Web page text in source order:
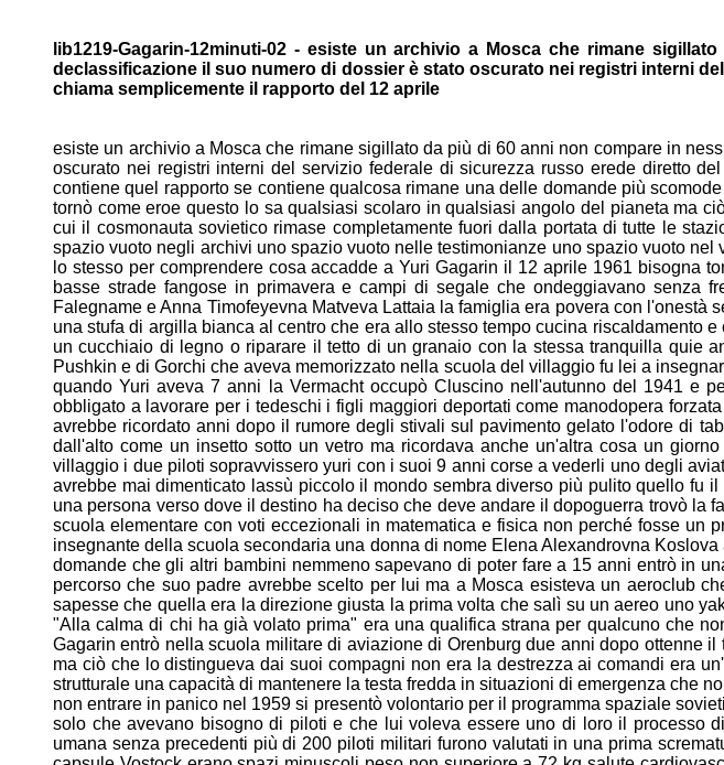
lib1219-Gagarin-12minuti-02 - esiste un archivio a Mosca che rimane
declassificazione il suo numero di dossier è stato oscurato nei registri interni
chiama semplicemente il rapporto del 12 aprile
esiste un archivio a Mosca che rimane sigillato da più di 60 anni non compare in
oscurato nei registri interni del servizio federale di sicurezza russo erede diretto
contiene quel rapporto se contiene qualcosa rimane una delle domande più
tornò come eroe questo lo sa qualsiasi scolaro in qualsiasi angolo del pianeta ma
cui il cosmonauta sovietico rimase completamente fuori dalla portata di tutte le
spazio vuoto negli archivi uno spazio vuoto nelle testimonianze uno spazio vuoto nel
lo stesso per comprendere cosa accadde a Yuri Gagarin il 12 aprile 1961 bisogna
basse strade fangose in primavera e campi di segale che ondeggiavano senza
Falegname e Anna Timofeyevna Matveva Lattaia la famiglia era povera con l'onestà
una stufa di argilla bianca al centro che era allo stesso tempo cucina riscaldamento
uncucchiaio di legno o riparare il tetto di un granaio con la stessatranquilla quie
Pushkin e diGorchi che aveva memorizzato nella scuola del villaggio fu lei a
quando Yuri aveva7 anni la Vermacht occupò Cluscino nell'autunno del 1941 e
obbligato a lavorare per i tedeschi i figli maggiori deportati come manodopera
avrebbe ricordato annidopo il rumore degli stivali sul pavimento gelato l'odore di
dall'alto come un insetto sotto un vetro ma ricordava anche un'altra cosa un giorno
villaggio i due pilotisopravvissero yuri con i suoi 9 anni corse a vederli uno degli
avrebbe mai dimenticato lassù piccolo il mondo sembra diverso più pulito quello fu il
una persona verso dove ildestino ha deciso che deve andare il dopoguerra trovò la
scuola elementare con voti eccezionali in matematica e fisica non perché fosse un
insegnante della scuolasecondaria una donna di nome Elena Alexandrovna Koslova
domande che gli altri bambini nemmeno sapevano di poter fare a 15 anni entrò in
percorso che suo padre avrebbe scelto per lui ma a Mosca esisteva un aeroclub
sapesse che quella era la direzione giusta la prima volta che salì su un aereo uno
"Alla calma di chi ha già volato prima" era una qualifica strana per qualcuno che
Gagarin entrò nella scuola militaredi aviazione di Orenburg due anni dopo ottenne il
ma ciò che lo distingueva dai suoicompagni non era la destrezza ai comandi era
strutturale una capacità di mantenere latesta fredda in situazioni di emergenza che
non entrare in panico nel 1959 si presentò volontario per il programma spaziale
solo che avevano bisogno di piloti e che luivoleva essere uno di loro il processo
umana senza precedenti più di 200 piloti militari furono valutati in una prima